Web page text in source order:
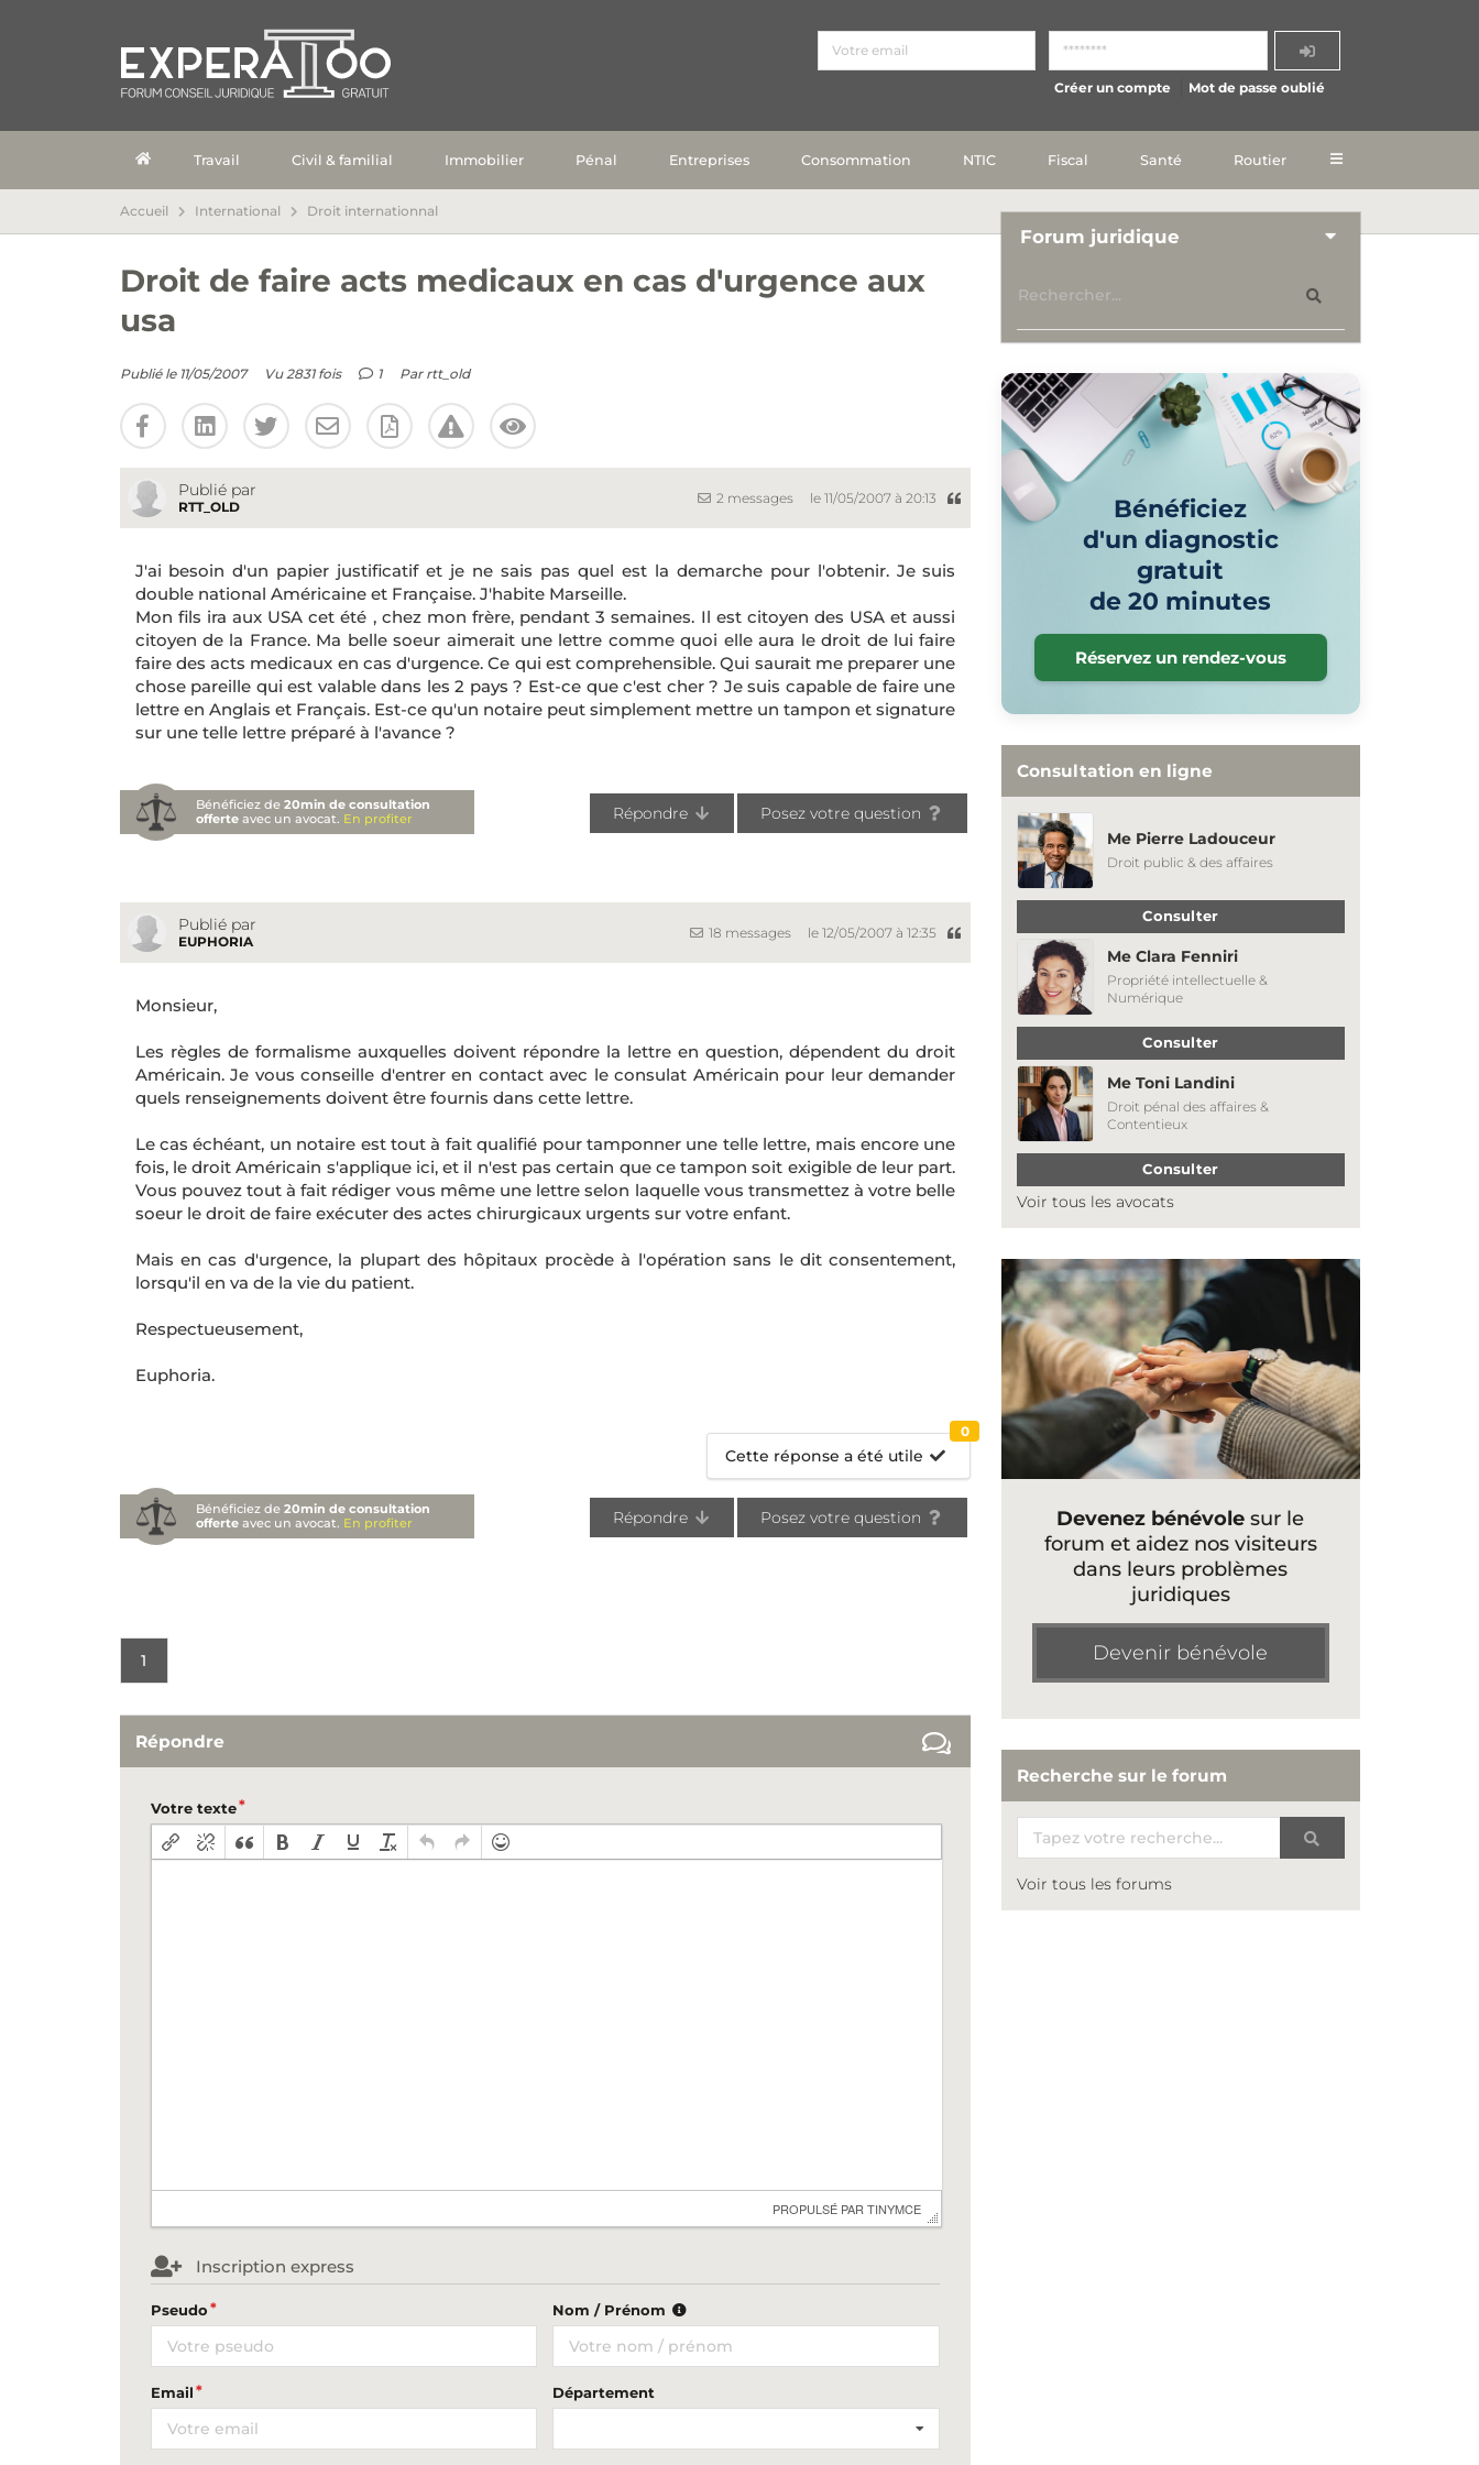
Créer un compte Mot de passe oublié
Travail Civil & familial Immobilier Pénal Entreprises Consommation NTIC Fiscal Santé Routier
Accueil International Droit internationnal
Droit de faire acts medicaux en cas d'urgence aux
usa
Publié le 11/05/2007 Vu 2831 fois 1 Par rtt_old
Publié par
RTT_OLD
2 messages le 11/05/2007 à 20:13
J'ai besoin d'un papier justificatif et je ne sais pas quel est la demarche pour l'obtenir. Je suis
double national Américaine et Française. J'habite Marseille.
Mon fils ira aux USA cet été , chez mon frère, pendant 3 semaines. Il est citoyen des USA et aussi
citoyen de la France. Ma belle soeur aimerait une lettre comme quoi elle aura le droit de lui faire
faire des acts medicaux en cas d'urgence. Ce qui est comprehensible. Qui saurait me preparer une
chose pareille qui est valable dans les 2 pays ? Est-ce que c'est cher ? Je suis capable de faire une
lettre en Anglais et Français. Est-ce qu'un notaire peut simplement mettre un tampon et signature
sur une telle lettre préparé à l'avance ?
Bénéficiez de20min de consultation
offerte avec un avocat. En profiter Répondre Posez votre question
Publié par
EUPHORIA
18 messages le 12/05/2007 à 12:35
Monsieur,
Les règles de formalisme auxquelles doivent répondre la lettre en question, dépendent du droit
Américain. Je vous conseille d'entrer en contact avec le consulat Américain pour leur demander
quels renseignements doivent être fournis dans cette lettre.
Le cas échéant, un notaire est tout à fait qualifié pour tamponner une telle lettre, mais encore une
fois, le droit Américain s'applique ici, et il n'est pas certain que ce tampon soit exigible de leur part.
Vous pouvez tout à fait rédiger vous même une lettre selon laquelle vous transmettez à votre belle
soeur le droit de faire exécuter des actes chirurgicaux urgents sur votre enfant.
Mais en cas d'urgence, la plupart des hôpitaux procède à l'opération sans le dit consentement,
lorsqu'il en va de la vie du patient.
Respectueusement,
Euphoria.
Cette réponse a été utile
0
Bénéficiez de20min de consultation
offerte avec un avocat. En profiter Répondre Posez votre question
1
Répondre
Votre texte
PROPULSÉ PAR TINYMCE
Inscription express
Pseudo Nom / Prénom
Email Département
Forum juridique
Bénéficiez
d'un diagnostic
gratuit
de 20 minutes
Réservez un rendez-vous
Consultation en ligne
Me Pierre Ladouceur
Droit public & des affaires
Consulter
Me Clara Fenniri
Propriété intellectuelle &
Numérique
Consulter
Me Toni Landini
Droit pénal des affaires &
Contentieux
Consulter
Voir tous les avocats
Devenez bénévole sur le
forum et aidez nos visiteurs
dans leurs problèmes
juridiques
Devenir bénévole
Recherche sur le forum
Voir tous les forums